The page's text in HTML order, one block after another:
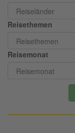
Reisethemen
Reisemonat